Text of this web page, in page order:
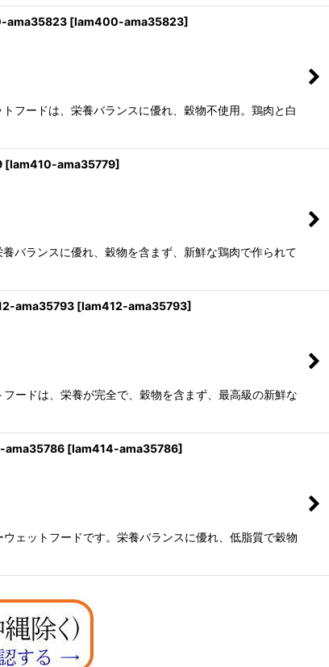
ama35823 [lam400-ama35823]
フードは、栄養バランスに優れ、穀物不使用。鶏肉と白
[lam410-ama35779]
バランスに優れ、穀物を含まず、新鮮な鶏肉で作られて
ama35793 [lam412-ama35793]
ードは、栄養が完全で、穀物を含まず、最高級の新鮮な
ama35786 [lam414-ama35786]
ェットフードです。栄養バランスに優れ、低脂質で穀物